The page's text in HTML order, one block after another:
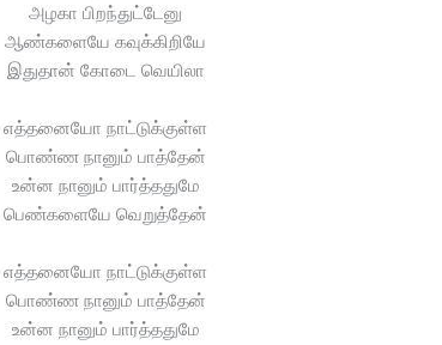
அழகா பிறந்துட்டேனு
ஆண்களையே கவுக்கிறியே
இதுதான் கோடை வெயிலா
எத்தனையோ நாட்டுக்குள்ள
பொண்ண நானும் பாத்தேன்
உன்ன நானும் பார்த்ததுமே
பெண்களையே வெறுத்தேன்
எத்தனையோ நாட்டுக்குள்ள
பொண்ண நானும் பாத்தேன்
உன்ன நானும் பார்த்ததுமே